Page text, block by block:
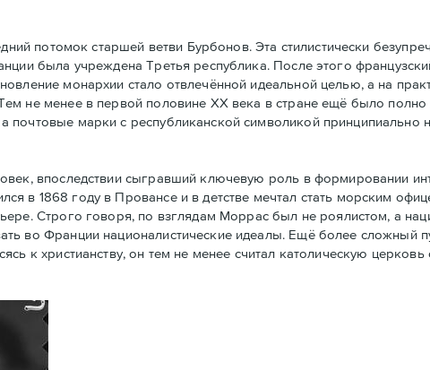
потомок старшей ветви Бурбонов. Эта стилистически
была учреждена Третья республика. После этого
монархии стало отвлечённой идеальной целью, а на
не менее в первой половине ХХ века в стране ещё было
марки с республиканской символикой принципиально
впоследствии сыгравший ключевую роль в формировании
в 1868 году в Провансе и в детстве мечтал стать морским
Строго говоря, по взглядам Моррас был не роялистом, а
во Франции националистические идеалы. Ещё более сложный
к христианству, он тем не менее считал католическую